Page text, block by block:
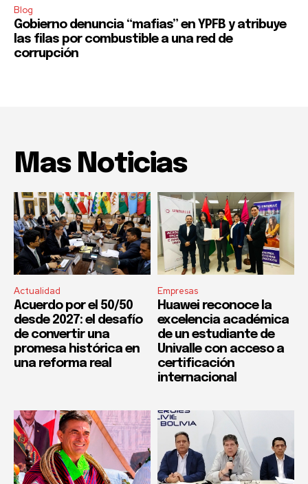
Blog
Gobierno denuncia “mafias” en YPFB y atribuye
las filas por combustible a una red de
corrupción
Mas Noticias
Actualidad
Acuerdo por el 50/50
desde 2027: el desafío
de convertir una
promesa histórica en
una reforma real
Empresas
Huawei reconoce la
excelencia académica
de un estudiante de
Univalle con acceso a
certificación
internacional